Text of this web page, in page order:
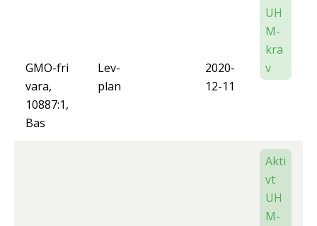
GMO-fri
vara,
10887:1,
Bas
Lev-
plan
2020-
12-11
UH
M-
kra
v
Akti
vt
UH
M-